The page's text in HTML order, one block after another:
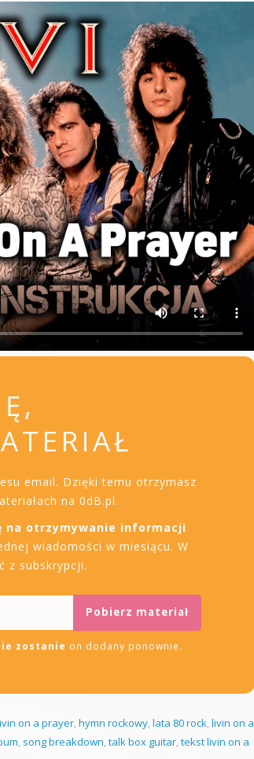
email. Dzięki temu otrzymasz
na 0dB.pl.
na otrzymywanie informacji
wiadomości w miesiącu. W
z subskrypcji.
zostanie on dodany ponownie.
on a prayer, hymn rockowy, lata 80 rock, livin on a
, song breakdown, talk box guitar, tekst livin on a